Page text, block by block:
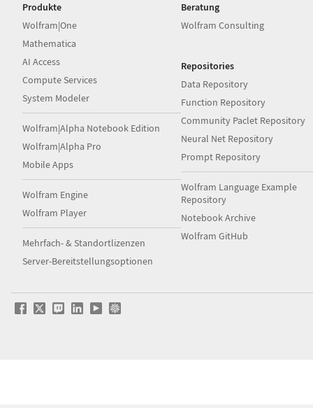
Produkte
Wolfram|One
Mathematica
AI Access
Compute Services
System Modeler
Wolfram|Alpha Notebook Edition
Wolfram|Alpha Pro
Mobile Apps
Wolfram Engine
Wolfram Player
Mehrfach- & Standortlizenzen
Server-Bereitstellungsoptionen
Beratung
Wolfram Consulting
Repositories
Data Repository
Function Repository
Community Paclet Repository
Neural Net Repository
Prompt Repository
Wolfram Language Example
Repository
Notebook Archive
Wolfram GitHub